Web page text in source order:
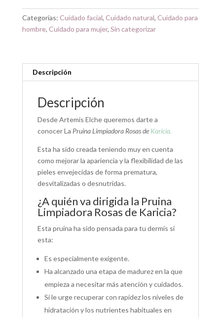
Karicia
cantidad
Categorías: Cuidado facial, Cuidado natural, Cuidado para
hombre, Cuidado para mujer, Sin categorizar
Descripción
Descripción
Desde Artemis Elche queremos darte a
conocer La Pruina Limpiadora Rosas de Karicia.
Esta ha sido creada teniendo muy en cuenta
como mejorar la apariencia y la flexibilidad de las
pieles envejecidas de forma prematura,
desvitalizadas o desnutridas.
¿A quién va dirigida la Pruina
Limpiadora Rosas de Karicia?
Esta pruina ha sido pensada para tu dermis si
esta:
Es especialmente exigente.
Ha alcanzado una etapa de madurez en la que
empieza a necesitar más atención y cuidados.
Si le urge recuperar con rapidez los niveles de
hidratación y los nutrientes habituales en